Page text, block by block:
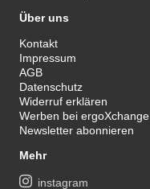
Über uns
Kontakt
Impressum
AGB
Datenschutz
Widerruf erklären
Werben bei ergoXchange
Newsletter abonnieren
Mehr
instagram